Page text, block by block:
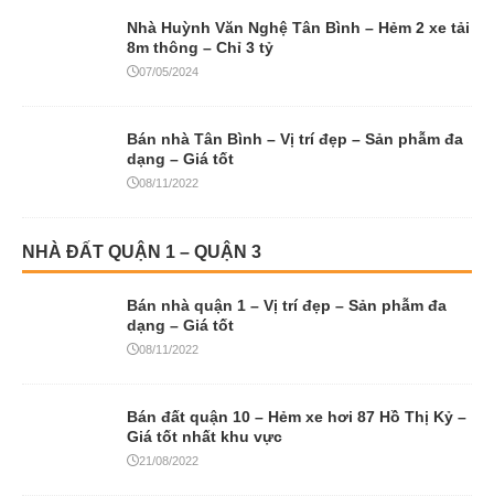
Nhà Huỳnh Văn Nghệ Tân Bình – Hẻm 2 xe tải
8m thông – Chỉ 3 tỷ
07/05/2024
Bán nhà Tân Bình – Vị trí đẹp – Sản phẫm đa
dạng – Giá tốt
08/11/2022
NHÀ ĐẤT QUẬN 1 – QUẬN 3
Bán nhà quận 1 – Vị trí đẹp – Sản phẫm đa
dạng – Giá tốt
08/11/2022
Bán đất quận 10 – Hẻm xe hơi 87 Hồ Thị Kỷ –
Giá tốt nhất khu vực
21/08/2022